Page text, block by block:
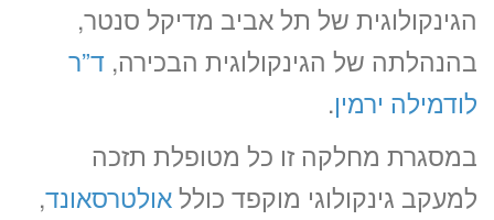
הגינקולוגית של תל אביב מדיקל סנטר,
בהנהלתה של הגינקולוגית הבכירה, ד”ר
לודמילה ירמין.
במסגרת מחלקה זו כל מטופלת תזכה
למעקב גינקולוגי מוקפד כוללאולטרסאונד,